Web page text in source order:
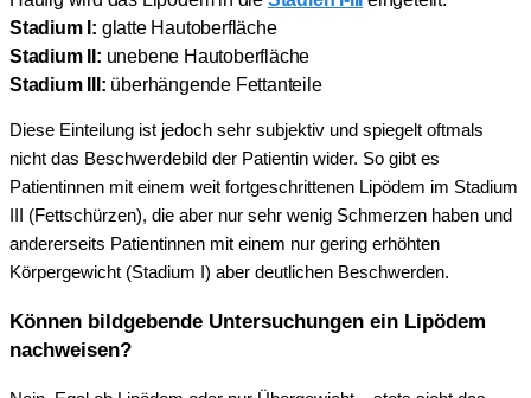
Stadium I : glatte Hautoberfläche
Stadium II: unebene Hautoberfläche
Stadium III: überhängende Fettanteile
Diese Einteilung ist jedoch sehr subjektiv und spiegelt oftmals
nicht das Beschwerdebild der Patientin wider. So gibt es
Patientinnen mit einem weit fortgeschrittenen Lipödem im Stadium
III (Fettschürzen), die aber nur sehr wenig Schmerzen haben und
andererseits Patientinnen mit einem nur gering erhöhten
Körpergewicht (Stadium I) aber deutlichen Beschwerden.
Können bildgebende Untersuchungen ein Lipödem
nachweisen?